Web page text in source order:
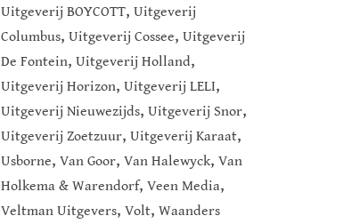
Uitgeverij BOYCOTT, Uitgeverij
Columbus, Uitgeverij Cossee, Uitgeverij
De Fontein, Uitgeverij Holland,
Uitgeverij Horizon, Uitgeverij LELI,
Uitgeverij Nieuwezijds, Uitgeverij Snor,
Uitgeverij Zoetzuur, Uitgeverij Karaat,
Usborne, Van Goor, Van Halewyck, Van
Holkema & Warendorf, Veen Media,
Veltman Uitgevers, Volt, Waanders